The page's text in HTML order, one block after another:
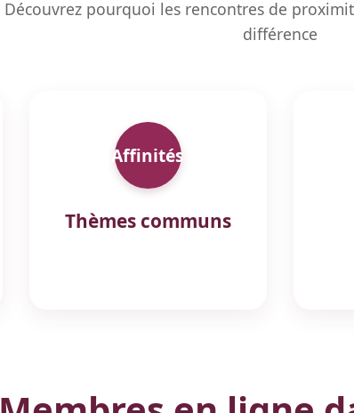
Découvrez pourquoi les rencontres de
différence
Affinités
Thèmes communs